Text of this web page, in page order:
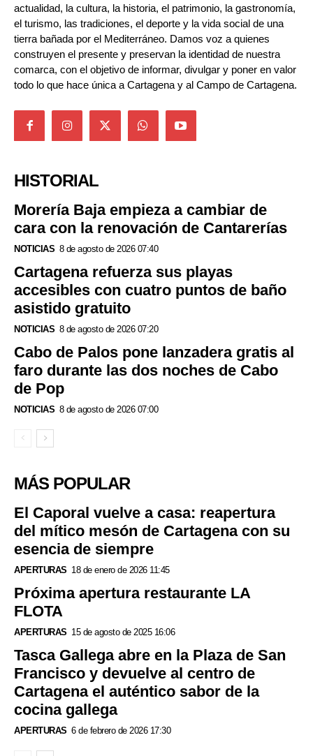
actualidad, la cultura, la historia, el patrimonio, la gastronomía,
el turismo, las tradiciones, el deporte y la vida social de una
tierra bañada por el Mediterráneo. Damos voz a quienes
construyen el presente y preservan la identidad de nuestra
comarca, con el objetivo de informar, divulgar y poner en valor
todo lo que hace única a Cartagena y al Campo de Cartagena.
HISTORIAL
Morería Baja empieza a cambiar de
cara con la renovación de Cantarerías
NOTICIAS 8 de agosto de 2026 07:40
Cartagena refuerza sus playas
accesibles con cuatro puntos de baño
asistido gratuito
NOTICIAS 8 de agosto de 2026 07:20
Cabo de Palos pone lanzadera gratis al
faro durante las dos noches de Cabo
de Pop
NOTICIAS 8 de agosto de 2026 07:00
MÁS POPULAR
El Caporal vuelve a casa: reapertura
del mítico mesón de Cartagena con su
esencia de siempre
APERTURAS 18 de enero de 2026 11:45
Próxima apertura restaurante LA
FLOTA
APERTURAS 15 de agosto de 2025 16:06
Tasca Gallega abre en la Plaza de San
Francisco y devuelve al centro de
Cartagena el auténtico sabor de la
cocina gallega
APERTURAS 6 de febrero de 2026 17:30